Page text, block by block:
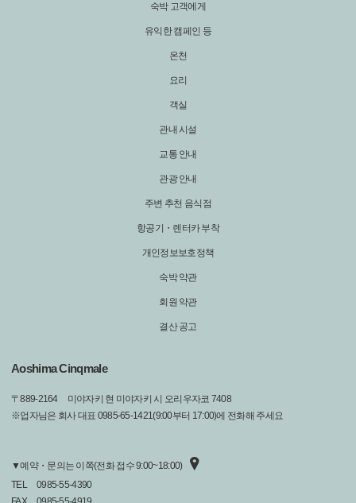
숙박 고객에게
유익한 캠페인 등
온천
요리
객실
관내 시설
교통 안내
관광 안내
주변 추천 음식점
항공기・렌터카 부착
개인정보보호정책
숙박 약관
회원 약관
결산 공고
Aoshima Cinqmale
〒889-2164
미야자키 현 미야자키 시 오리우자코 7408
※업자님은 회사 대표 0985-65-1421(9:00부터 17:00)에 전화해 주세요
▼예약・문의는 이쪽(전화 접수 9:00~18:00)
TEL
0985-55-4390